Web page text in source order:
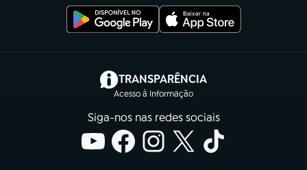
TRANSPARÊNCIA
Acesso à Informação
(abre em nova aba)
Siga-nos nas redes sociais